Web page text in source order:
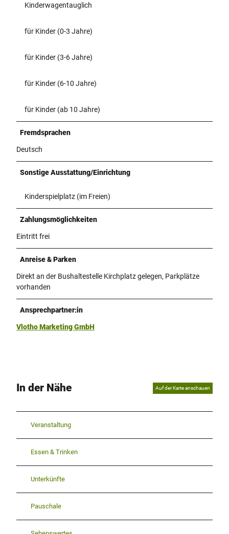
Kinderwagentauglich
für Kinder (0-3 Jahre)
für Kinder (3-6 Jahre)
für Kinder (6-10 Jahre)
für Kinder (ab 10 Jahre)
Fremdsprachen
Deutsch
Sonstige Ausstattung/Einrichtung
Kinderspielplatz (im Freien)
Zahlungsmöglichkeiten
Eintritt frei
Anreise & Parken
Direkt an der Bushaltestelle Kirchplatz gelegen, Parkplätze
vorhanden
Ansprechpartner:in
Vlotho Marketing GmbH
In der Nähe Auf der Karte anschauen
Veranstaltung
Essen & Trinken
Unterkünfte
Pauschale